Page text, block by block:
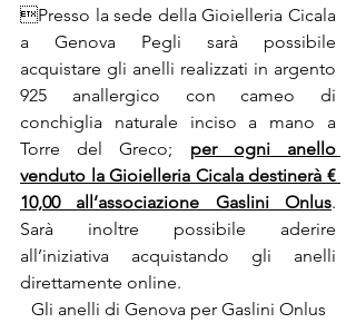
Presso la sede della Gioielleria Cicala
a Genova Pegli sarà possibile
acquistare gli anelli realizzati in argento
925 anallergico con cameo di
conchiglia naturale inciso a mano a
Torre del Greco; per ogni anello
venduto la Gioielleria Cicala destinerà €
10,00 all’associazione Gaslini Onlus.
Sarà inoltre possibile aderire
all’iniziativa acquistando gli anelli
direttamente online.
Gli anelli di Genova per Gaslini Onlus